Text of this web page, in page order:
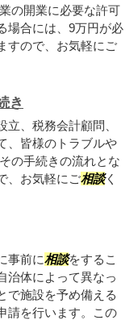
の開業に必要な許可
場合には、9万円が必
すので、お気軽にご
き
、税務会計顧問、
、皆様のトラブルや
の手続きの流れとな
、お気軽にご相談く
事前に相談をするこ
治体によって異なっ
で施設を予め備える
請を行います。この